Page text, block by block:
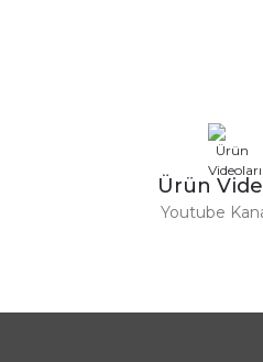
Gönder
Ürün
Youtube